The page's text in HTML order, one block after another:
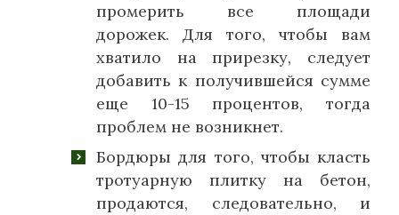
промерить все площади
дорожек. Для того, чтобы вам
хватило на прирезку, следует
добавить к получившейся сумме
еще 10-15 процентов, тогда
проблем не возникнет.
Бордюры для того, чтобы класть
тротуарную плитку на бетон,
продаются, следовательно, и